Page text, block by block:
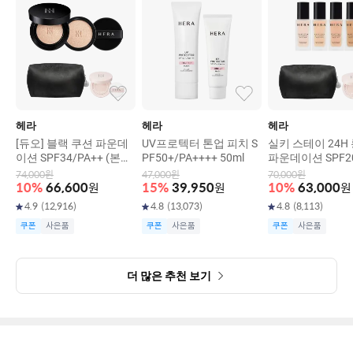
헤라
[듀오] 블랙 쿠션 파운데
이션 SPF34/PA++ (본품
15g+리필15g)
74,000원
10% 66,600원
4.9 (12,916)
쿠폰 사은품
헤라
UV프로텍터 톤업 피치 S
PF50+/PA++++ 50ml
47,000원
15% 39,950원
4.8 (13,073)
쿠폰 사은품
헤라
실키 스테이 24H
파운데이션
+ 30g
70,000원
10% 63,000원
4.8 (8,113)
쿠폰 사은품
더 많은 추천 보기